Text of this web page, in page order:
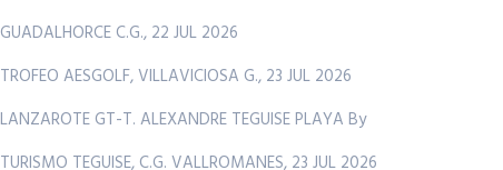
GUADALHORCE C.G., 22 JUL 2026
TROFEO AESGOLF, VILLAVICIOSA G., 23 JUL 2026
LANZAROTE GT-T. ALEXANDRE TEGUISE PLAYA By
TURISMO TEGUISE, C.G. VALLROMANES, 23 JUL 2026